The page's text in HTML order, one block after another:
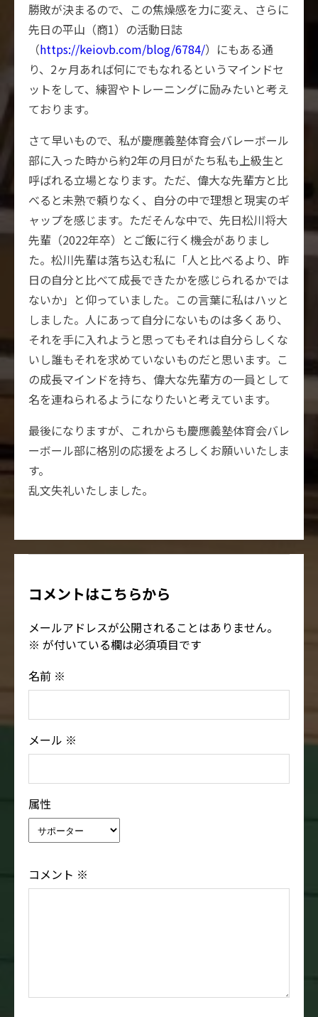
勝敗が決まるので、この焦燥感を力に変え、さらに
先日の平山（商1）の活動日誌
（https://keiovb.com/blog/6784/）にもある通
り、2ヶ月あれば何にでもなれるというマインドセ
ットをして、練習やトレーニングに励みたいと考え
ております。
さて早いもので、私が慶應義塾体育会バレーボール
部に入った時から約2年の月日がたち私も上級生と
呼ばれる立場となります。ただ、偉大な先輩方と比
べると未熟で頼りなく、自分の中で理想と現実のギ
ャップを感じます。ただそんな中で、先日松川将大
先輩（2022年卒）とご飯に行く機会がありまし
た。松川先輩は落ち込む私に「人と比べるより、昨
日の自分と比べて成長できたかを感じられるかでは
ないか」と仰っていました。この言葉に私はハッと
しました。人にあって自分にないものは多くあり、
それを手に入れようと思ってもそれは自分らしくな
いし誰もそれを求めていないものだと思います。こ
の成長マインドを持ち、偉大な先輩方の一員として
名を連ねられるようになりたいと考えています。
最後になりますが、これからも慶應義塾体育会バレ
ーボール部に格別の応援をよろしくお願いいたしま
す。
乱文失礼いたしました。
コメントはこちらから
メールアドレスが公開されることはありません。
※ が付いている欄は必須項目です
名前 ※
メール ※
属性
コメント ※